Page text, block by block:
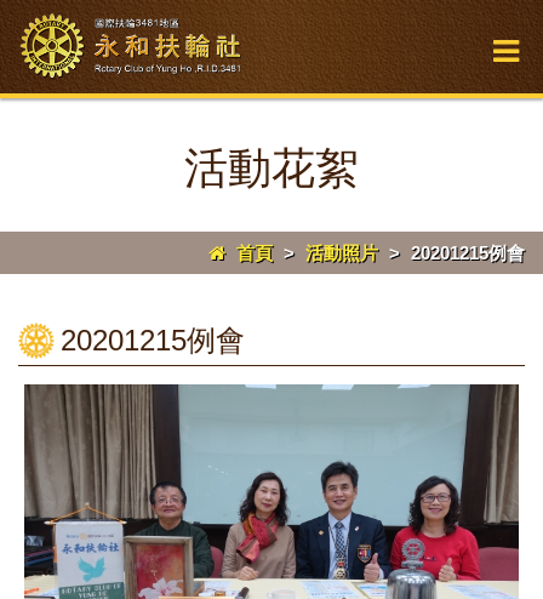
活動花絮
首頁> 活動照片> 20201215例會
20201215例會